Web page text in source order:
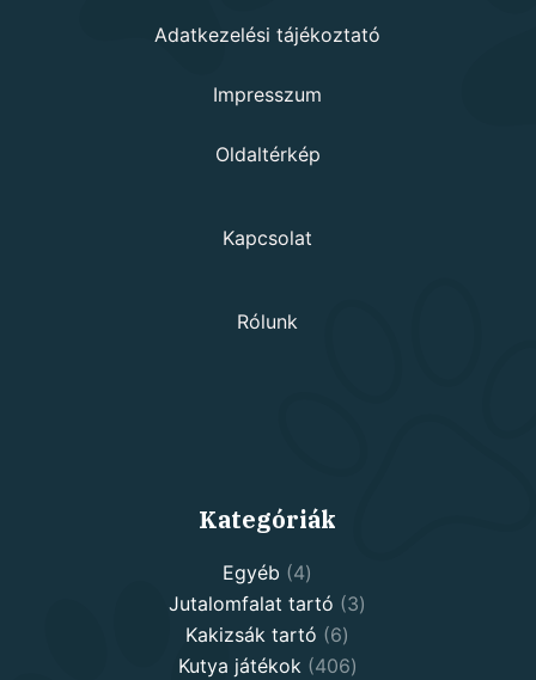
Adatkezelési tájékoztató
Impresszum
Oldaltérkép
Kapcsolat
Rólunk
Kategóriák
Egyéb 44
products
Jutalomfalat tartó 33
Kakizsák tartó 66
products
Kutya játékok 406406